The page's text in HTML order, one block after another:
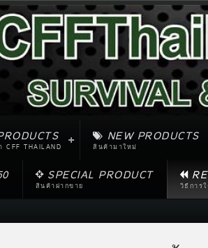
CFF THAILAND
NEW PRODUCTS
สินค้ามาใหม่
SPECIAL PRODUCT
สินค้าฝากขาย วิธีการ